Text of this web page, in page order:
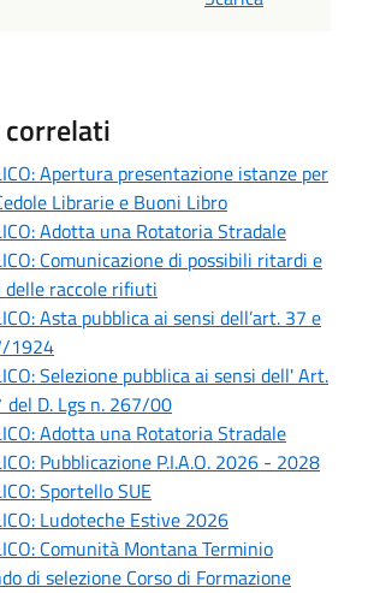
Apertura presentazione istanze per
Librarie e Buoni Libro
Adotta una Rotatoria Stradale
Comunicazione di possibili ritardi e
raccole rifiuti
Asta pubblica ai sensi dell’art. 37 e
1924
Selezione pubblica ai sensi dell' Art.
del D. Lgs n. 267/00
Adotta una Rotatoria Stradale
Pubblicazione P.I.A.O. 2026 - 2028
Sportello SUE
Ludoteche Estive 2026
Comunità Montana Terminio
di selezione Corso di Formazione